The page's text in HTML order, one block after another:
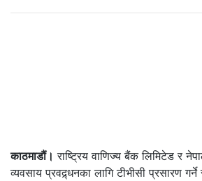
काठमाडौं। राष्ट्रिय वाणिज्य बैंक लिमिटेड र
व्यवसाय प्रवद्र्धनका लागि टीभीसी प्रसारण